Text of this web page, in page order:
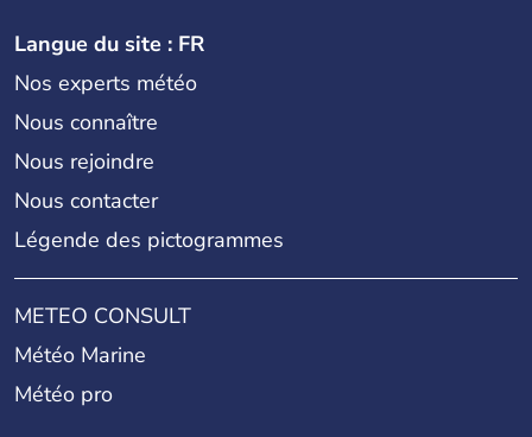
Langue du site : FR
Nos experts météo
Nous connaître
Nous rejoindre
Nous contacter
Légende des pictogrammes
METEO CONSULT
Météo Marine
Météo pro